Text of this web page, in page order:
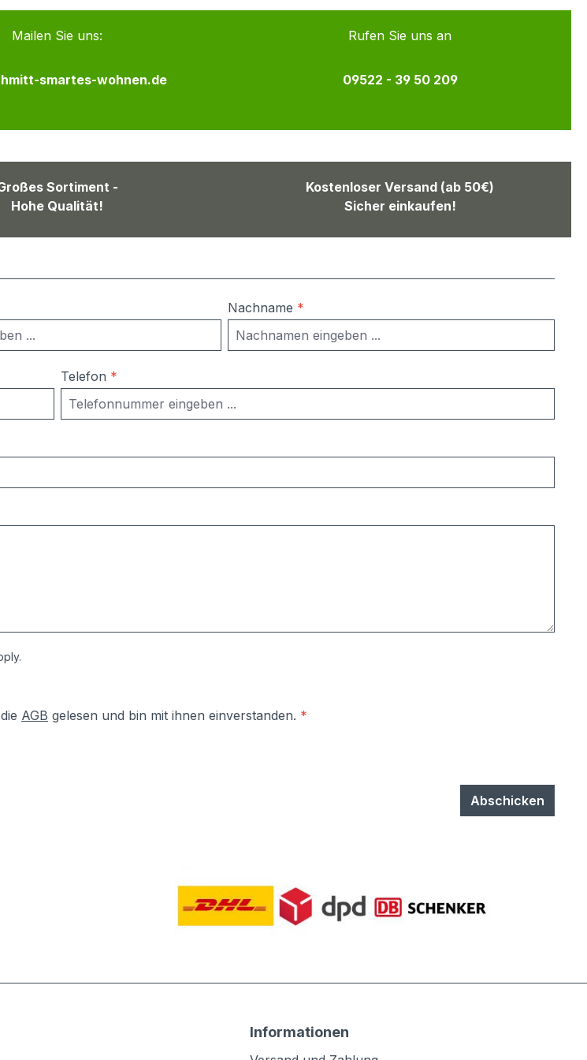
Mailen Sie uns:
smartes-wohnen.de
Rufen Sie uns an
09522 - 39 50 209
Sortiment -
Hohe Qualität!
Kostenloser Versand (ab 50€)
Sicher einkaufen!
Nachname *
Telefon *
AGB gelesen und bin mit ihnen einverstanden. *
Abschicken
Informationen